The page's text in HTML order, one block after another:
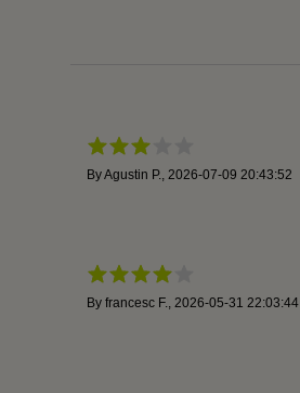
ByAgustin P., 2026-07-09 20:43:52
By francesc F., 2026-05-31 22:03:44